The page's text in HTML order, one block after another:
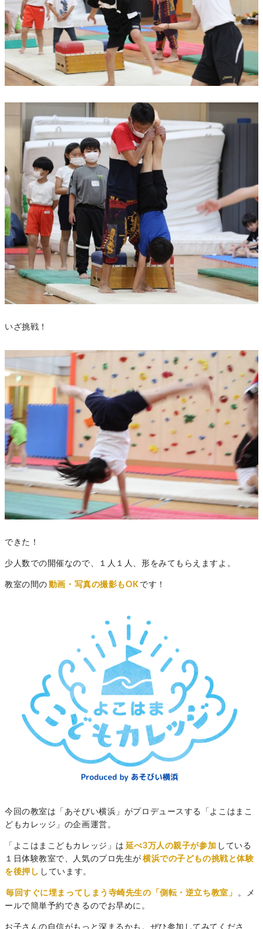
いざ挑戦！
できた！
少人数での開催なので、１人１人、形をみてもらえますよ。
教室の間の 動画・写真の撮影もOK です！
今回の教室は「あそびい横浜」がプロデュースする「よこはまこ
どもカレッジ」の企画運営。
「よこはまこどもカレッジ」は 延べ3万人の親子が参加 している
１日体験教室で、人気のプロ先生が 横浜での子どもの挑戦と体験
を後押し しています。
毎回すぐに埋まってしまう寺崎先生の「側転・逆立ち教室」
。メ
ールで簡単予約できるのでお早めに。
お子さんの自信がもっと深まるかも。ぜひ参加してみてくださ